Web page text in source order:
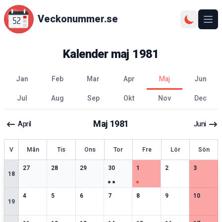
Veckonummer.se
Kalendermaj 1981
jan feb mar apr maj
jun
jul
aug sep okt nov dec
April Maj 1981 Juni
Vecka Mån Tis Ons Tor Fre Lör Sön
18
27
1speciella datum
28
2speciella datum
29
1speciella datum
30
3speciella datum
12 speciella datum
2
2speciella datum
3
2
19
4
2speciella datum
5
2speciella datum
6
2speciella datum
7
2speciella datum
8
1speciella datum
9
2speciella datum
10
2